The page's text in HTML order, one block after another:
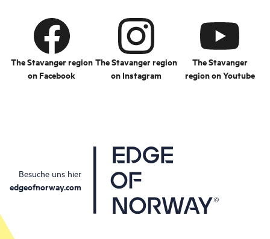
The Stavanger region
on Facebook
The Stavanger region
on Instagram
The Stavanger
region on Youtube
Besuche uns hier
edgeofnorway.com